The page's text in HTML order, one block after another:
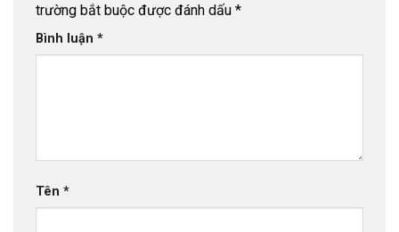
trường bắt buộc được đánh dấu *
Bình luận *
Tên *